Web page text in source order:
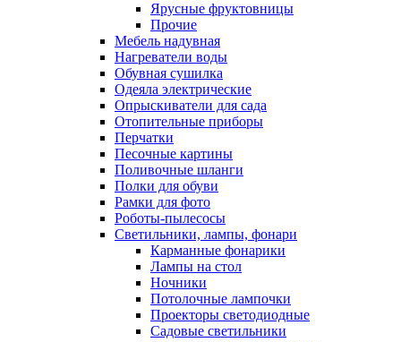
Ярусные фруктовницы
Прочие
Мебель надувная
Нагреватели воды
Обувная сушилка
Одеяла электрические
Опрыскиватели для сада
Отопительные приборы
Перчатки
Песочные картины
Поливочные шланги
Полки для обуви
Рамки для фото
Роботы-пылесосы
Светильники, лампы, фонари
Карманные фонарики
Лампы на стол
Ночники
Потолочные лампочки
Проекторы светодиодные
Садовые светильники